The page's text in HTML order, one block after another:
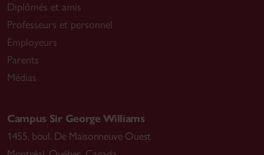
Diplômés et amis
Professeurs et personnel
Employeurs
Parents
Médias
Campus Sir George Williams
1455, boul. De Maisonneuve Ouest